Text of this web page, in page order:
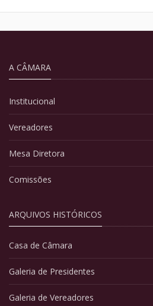
A CÂMARA
Institucional
Vereadores
Mesa Diretora
Comissões
ARQUIVOS HISTÓRICOS
Casa de Câmara
Galeria de Presidentes
Galeria de Vereadores